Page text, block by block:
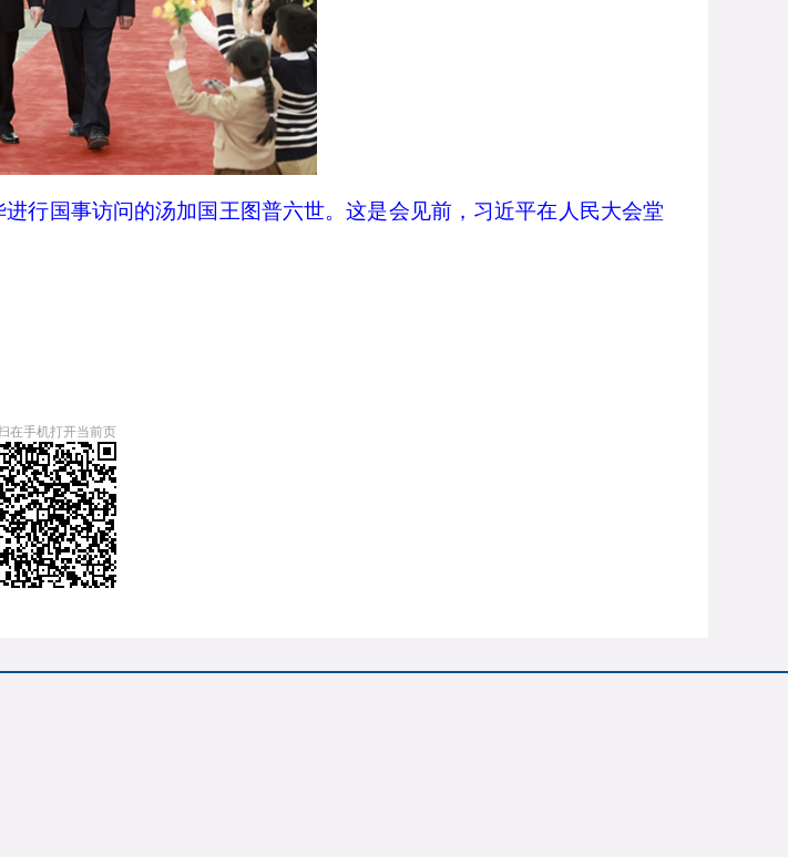
行国事访问的汤加国王图普六世。这是会见前，习近平在人民大会堂
在手机打开当前页